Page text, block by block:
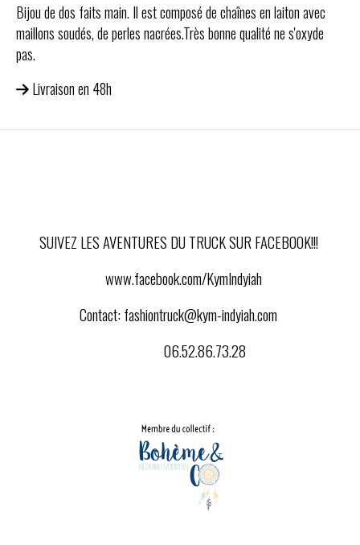
Bijou de dos faits main. Il est composé de chaînes en laiton avec
maillons soudés, de perles nacrées.Très bonne qualité ne s'oxyde
pas.
Livraison en 48h
SUIVEZ LES AVENTURES DU TRUCK SUR FACEBOOK!!!
www.facebook.com/KymIndyiah
Contact:fashiontruck@kym-indyiah.com
06.52.86.73.28